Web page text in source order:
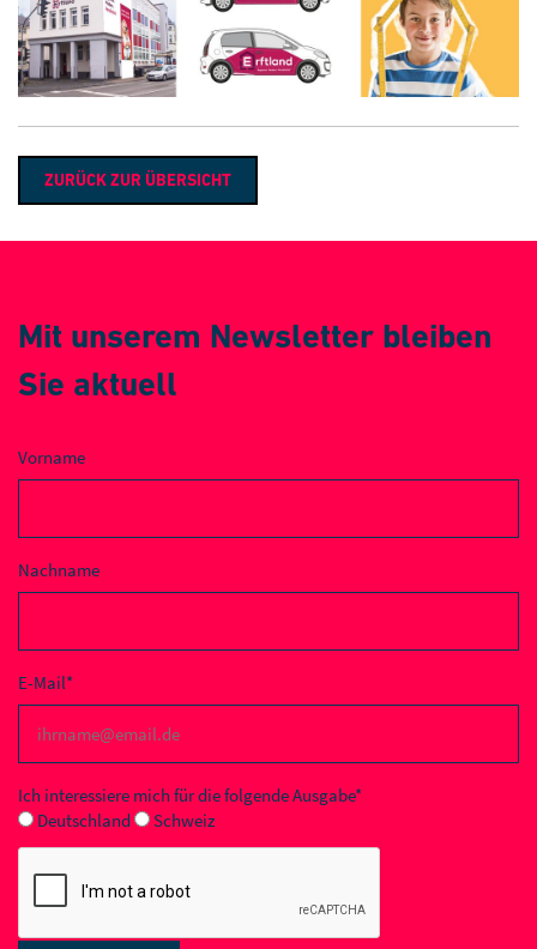
ZURÜCK ZUR ÜBERSICHT
Mit unserem Newsletter bleiben
Sie aktuell
Vorname
Nachname
E-Mail*
Ich interessiere mich für die folgende Ausgabe*
Deutschland
Schweiz